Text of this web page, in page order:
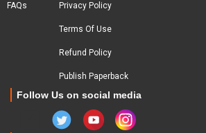
FAQs Privacy Policy
Terms Of Use
Refund Policy
Publish Paperback
Follow Us on social media